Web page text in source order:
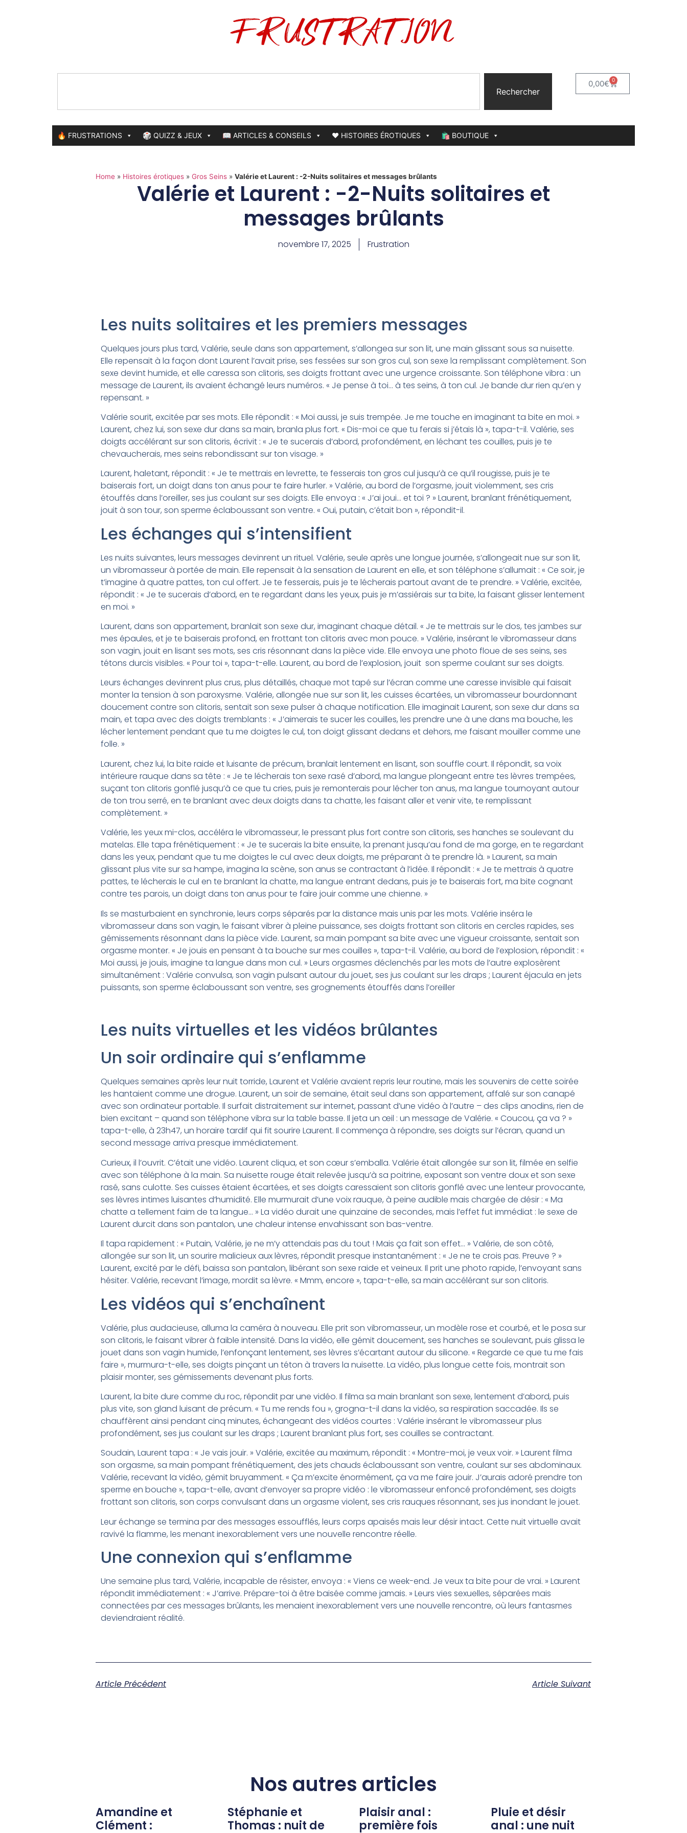
Rechercher
0,00€ 0
🔥 FRUSTRATIONS 🎲 QUIZZ & JEUX 📖 ARTICLES & CONSEILS ❤️ HISTOIRES ÉROTIQUES 🛍️ BOUTIQUE
Home » Histoires érotiques » Gros Seins » Valérie et Laurent : -2-Nuits solitaires et messages brûlants
Valérie et Laurent : -2-Nuits solitaires et
messages brûlants
novembre 17, 2025 Frustration
Les nuits solitaires et les premiers messages
Quelques jours plus tard, Valérie, seule dans son appartement, s’allongea sur son lit, une main glissant sous sa nuisette.
Elle repensait à la façon dont Laurent l’avait prise, ses fessées sur son gros cul, son sexe la remplissant complètement. Son
sexe devint humide, et elle caressa son clitoris, ses doigts frottant avec une urgence croissante. Son téléphone vibra : un
message de Laurent, ils avaient échangé leurs numéros. « Je pense à toi… à tes seins, à ton cul. Je bande dur rien qu’en y
repensant. »
Valérie sourit, excitée par ses mots. Elle répondit : « Moi aussi, je suis trempée. Je me touche en imaginant ta bite en moi. »
Laurent, chez lui, son sexe dur dans sa main, branla plus fort. « Dis-moi ce que tu ferais si j’étais là », tapa-t-il. Valérie, ses
doigts accélérant sur son clitoris, écrivit : « Je te sucerais d’abord, profondément, en léchant tes couilles, puis je te
chevaucherais, mes seins rebondissant sur ton visage. »
Laurent, haletant, répondit : « Je te mettrais en levrette, te fesserais ton gros cul jusqu’à ce qu’il rougisse, puis je te
baiserais fort, un doigt dans ton anus pour te faire hurler. » Valérie, au bord de l’orgasme, jouit violemment, ses cris
étouffés dans l’oreiller, ses jus coulant sur ses doigts. Elle envoya : « J’ai joui… et toi ? » Laurent, branlant frénétiquement,
jouit à son tour, son sperme éclaboussant son ventre. « Oui, putain, c’était bon », répondit-il.
Les échanges qui s’intensifient
Les nuits suivantes, leurs messages devinrent un rituel. Valérie, seule après une longue journée, s’allongeait nue sur son lit,
un vibromasseur à portée de main. Elle repensait à la sensation de Laurent en elle, et son téléphone s’allumait : « Ce soir, je
t’imagine à quatre pattes, ton cul offert. Je te fesserais, puis je te lécherais partout avant de te prendre. » Valérie, excitée,
répondit : « Je te sucerais d’abord, en te regardant dans les yeux, puis je m’assiérais sur ta bite, la faisant glisser lentement
en moi. »
Laurent, dans son appartement, branlait son sexe dur, imaginant chaque détail. « Je te mettrais sur le dos, tes jambes sur
mes épaules, et je te baiserais profond, en frottant ton clitoris avec mon pouce. » Valérie, insérant le vibromasseur dans
son vagin, jouit en lisant ses mots, ses cris résonnant dans la pièce vide. Elle envoya une photo floue de ses seins, ses
tétons durcis visibles. « Pour toi », tapa-t-elle. Laurent, au bord de l’explosion, jouit son sperme coulant sur ses doigts.
Leurs échanges devinrent plus crus, plus détaillés, chaque mot tapé sur l’écran comme une caresse invisible qui faisait
monter la tension à son paroxysme. Valérie, allongée nue sur son lit, les cuisses écartées, un vibromasseur bourdonnant
doucement contre son clitoris, sentait son sexe pulser à chaque notification. Elle imaginait Laurent, son sexe dur dans sa
main, et tapa avec des doigts tremblants : « J’aimerais te sucer les couilles, les prendre une à une dans ma bouche, les
lécher lentement pendant que tu me doigtes le cul, ton doigt glissant dedans et dehors, me faisant mouiller comme une
folle. »
Laurent, chez lui, la bite raide et luisante de précum, branlait lentement en lisant, son souffle court. Il répondit, sa voix
intérieure rauque dans sa tête : « Je te lécherais ton sexe rasé d’abord, ma langue plongeant entre tes lèvres trempées,
suçant ton clitoris gonflé jusqu’à ce que tu cries, puis je remonterais pour lécher ton anus, ma langue tournoyant autour
de ton trou serré, en te branlant avec deux doigts dans ta chatte, les faisant aller et venir vite, te remplissant
complètement. »
Valérie, les yeux mi-clos, accéléra le vibromasseur, le pressant plus fort contre son clitoris, ses hanches se soulevant du
matelas. Elle tapa frénétiquement : « Je te sucerais la bite ensuite, la prenant jusqu’au fond de ma gorge, en te regardant
dans les yeux, pendant que tu me doigtes le cul avec deux doigts, me préparant à te prendre là. » Laurent, sa main
glissant plus vite sur sa hampe, imagina la scène, son anus se contractant à l’idée. Il répondit : « Je te mettrais à quatre
pattes, te lécherais le cul en te branlant la chatte, ma langue entrant dedans, puis je te baiserais fort, ma bite cognant
contre tes parois, un doigt dans ton anus pour te faire jouir comme une chienne. »
Ils se masturbaient en synchronie, leurs corps séparés par la distance mais unis par les mots. Valérie inséra le
vibromasseur dans son vagin, le faisant vibrer à pleine puissance, ses doigts frottant son clitoris en cercles rapides, ses
gémissements résonnant dans la pièce vide. Laurent, sa main pompant sa bite avec une vigueur croissante, sentait son
orgasme monter. « Je jouis en pensant à ta bouche sur mes couilles », tapa-t-il. Valérie, au bord de l’explosion, répondit : «
Moi aussi, je jouis, imagine ta langue dans mon cul. » Leurs orgasmes déclenchés par les mots de l’autre explosèrent
simultanément : Valérie convulsa, son vagin pulsant autour du jouet, ses jus coulant sur les draps ; Laurent éjacula en jets
puissants, son sperme éclaboussant son ventre, ses grognements étouffés dans l’oreiller
Les nuits virtuelles et les vidéos brûlantes
Un soir ordinaire qui s’enflamme
Quelques semaines après leur nuit torride, Laurent et Valérie avaient repris leur routine, mais les souvenirs de cette soirée
les hantaient comme une drogue. Laurent, un soir de semaine, était seul dans son appartement, affalé sur son canapé
avec son ordinateur portable. Il surfait distraitement sur internet, passant d’une vidéo à l’autre – des clips anodins, rien de
bien excitant – quand son téléphone vibra sur la table basse. Il jeta un œil : un message de Valérie. « Coucou, ça va ? »
tapa-t-elle, à 23h47, un horaire tardif qui fit sourire Laurent. Il commença à répondre, ses doigts sur l’écran, quand un
second message arriva presque immédiatement.
Curieux, il l’ouvrit. C’était une vidéo. Laurent cliqua, et son cœur s’emballa. Valérie était allongée sur son lit, filmée en selfie
avec son téléphone à la main. Sa nuisette rouge était relevée jusqu’à sa poitrine, exposant son ventre doux et son sexe
rasé, sans culotte. Ses cuisses étaient écartées, et ses doigts caressaient son clitoris gonflé avec une lenteur provocante,
ses lèvres intimes luisantes d’humidité. Elle murmurait d’une voix rauque, à peine audible mais chargée de désir : « Ma
chatte a tellement faim de ta langue… » La vidéo durait une quinzaine de secondes, mais l’effet fut immédiat : le sexe de
Laurent durcit dans son pantalon, une chaleur intense envahissant son bas-ventre.
Il tapa rapidement : « Putain, Valérie, je ne m’y attendais pas du tout ! Mais ça fait son effet… » Valérie, de son côté,
allongée sur son lit, un sourire malicieux aux lèvres, répondit presque instantanément : « Je ne te crois pas. Preuve ? »
Laurent, excité par le défi, baissa son pantalon, libérant son sexe raide et veineux. Il prit une photo rapide, l’envoyant sans
hésiter. Valérie, recevant l’image, mordit sa lèvre. « Mmm, encore », tapa-t-elle, sa main accélérant sur son clitoris.
Les vidéos qui s’enchaînent
Valérie, plus audacieuse, alluma la caméra à nouveau. Elle prit son vibromasseur, un modèle rose et courbé, et le posa sur
son clitoris, le faisant vibrer à faible intensité. Dans la vidéo, elle gémit doucement, ses hanches se soulevant, puis glissa le
jouet dans son vagin humide, l’enfonçant lentement, ses lèvres s’écartant autour du silicone. « Regarde ce que tu me fais
faire », murmura-t-elle, ses doigts pinçant un téton à travers la nuisette. La vidéo, plus longue cette fois, montrait son
plaisir monter, ses gémissements devenant plus forts.
Laurent, la bite dure comme du roc, répondit par une vidéo. Il filma sa main branlant son sexe, lentement d’abord, puis
plus vite, son gland luisant de précum. « Tu me rends fou », grogna-t-il dans la vidéo, sa respiration saccadée. Ils se
chauffèrent ainsi pendant cinq minutes, échangeant des vidéos courtes : Valérie insérant le vibromasseur plus
profondément, ses jus coulant sur les draps ; Laurent branlant plus fort, ses couilles se contractant.
Soudain, Laurent tapa : « Je vais jouir. » Valérie, excitée au maximum, répondit : « Montre-moi, je veux voir. » Laurent filma
son orgasme, sa main pompant frénétiquement, des jets chauds éclaboussant son ventre, coulant sur ses abdominaux.
Valérie, recevant la vidéo, gémit bruyamment. « Ça m’excite énormément, ça va me faire jouir. J’aurais adoré prendre ton
sperme en bouche », tapa-t-elle, avant d’envoyer sa propre vidéo : le vibromasseur enfoncé profondément, ses doigts
frottant son clitoris, son corps convulsant dans un orgasme violent, ses cris rauques résonnant, ses jus inondant le jouet.
Leur échange se termina par des messages essoufflés, leurs corps apaisés mais leur désir intact. Cette nuit virtuelle avait
ravivé la flamme, les menant inexorablement vers une nouvelle rencontre réelle.
Une connexion qui s’enflamme
Une semaine plus tard, Valérie, incapable de résister, envoya : « Viens ce week-end. Je veux ta bite pour de vrai. » Laurent
répondit immédiatement : « J’arrive. Prépare-toi à être baisée comme jamais. » Leurs vies sexuelles, séparées mais
connectées par ces messages brûlants, les menaient inexorablement vers une nouvelle rencontre, où leurs fantasmes
deviendraient réalité.
Article Précédent Article Suivant
Nos autres articles
Amandine et
Clément :
Stéphanie et
Thomas : nuit de
Plaisir anal :
première fois
Pluie et désir
anal : une nuit